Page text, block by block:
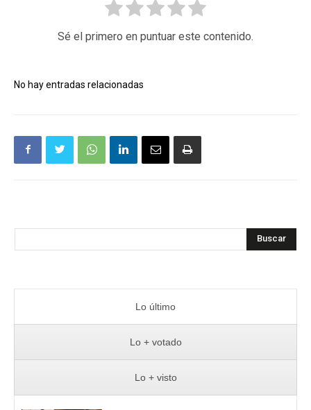
Sé el primero en puntuar este contenido.
No hay entradas relacionadas
Buscar
Lo último
Lo + votado
Lo + visto